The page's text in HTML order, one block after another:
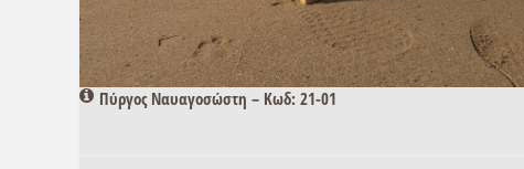
Πύργος Ναυαγοσώστη – Κωδ: 21-01